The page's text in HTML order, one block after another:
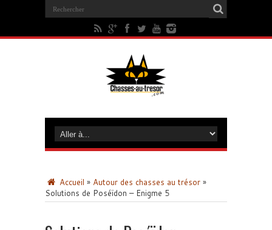
Accueil » Autour des chasses au trésor »
Solutions de Poséïdon – Enigme 5